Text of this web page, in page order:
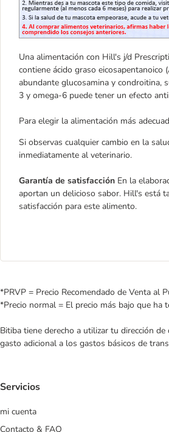
Una alimentación con Hill's j/d
contiene ácido graso
abundante glucosamina y condroitina,
3 y omega-6 puede tener un efecto
Para elegir la alimentación más
Si observas cualquier cambio en la
inmediatamente al veterinario.
Garantía de satisfacción En la
aportan un delicioso sabor. Hill's está
satisfacción para este alimento.
*PRVP = Precio Recomendado de Venta al
*Precio normal = El precio más bajo que
Bitiba tiene derecho a utilizar tu dirección
gasto adicional a los gastos básicos de
Servicios
mi cuenta
Contacto & FAQ